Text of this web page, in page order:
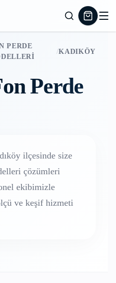
PERDE
/KADIKÖY
Perde
ilçesinde size
çözümleri
ekibimizle
ve keşif hizmeti